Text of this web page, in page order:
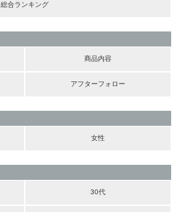
総合ランキング
商品内容
アフターフォロー
女性
30代